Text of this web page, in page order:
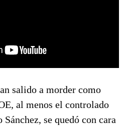
salido a morder como
al menos el controlado
se quedó con cara